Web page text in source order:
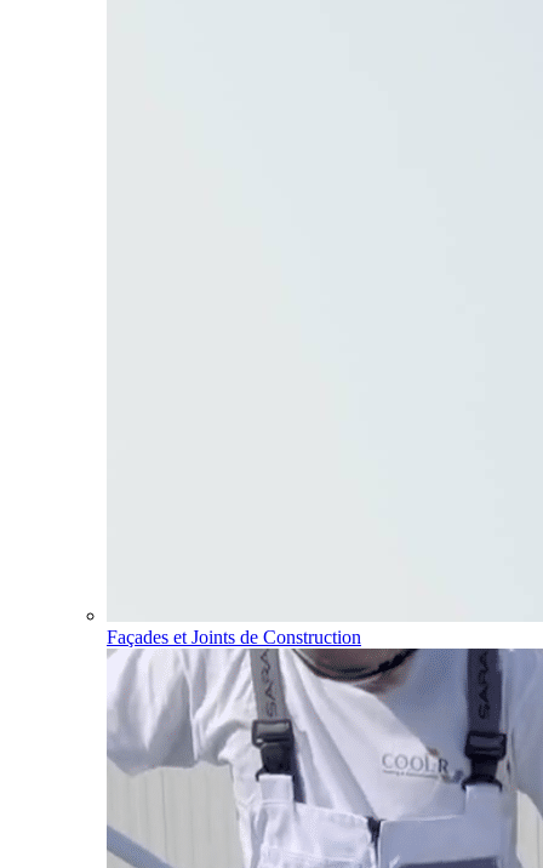
Façades et Joints de Construction